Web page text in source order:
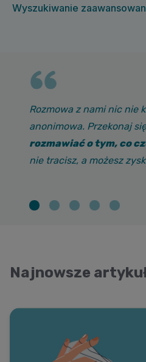
Wyszukiwanie
Rozmowa z nami nic nie
anonimowa. Przekonaj
rozmawiać o tym, co
nie tracisz, a możesz
Najnowsze